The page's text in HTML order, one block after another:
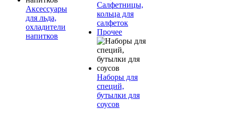
Аксессуары
для льда,
охладители
напитков
Салфетницы,
кольца для
салфеток
Прочее
Наборы для
специй,
бутылки для
соусов